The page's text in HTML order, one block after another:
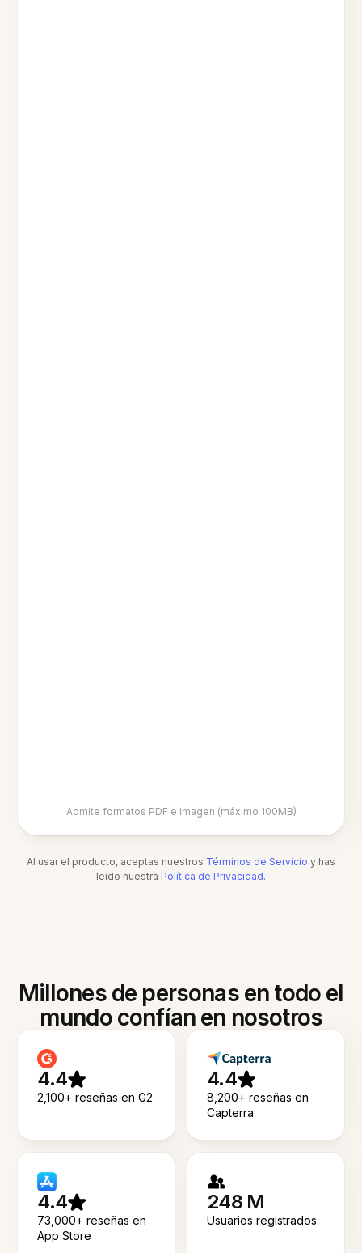
Admite formatos PDF e imagen (máximo 100MB)
Al usar el producto, aceptas nuestros Términos de Servicio y has
leído nuestra Política de Privacidad.
Millones de personas en todo el
mundo confían en nosotros
4.4
2,100+ reseñas en G2
4.4
8,200+ reseñas en
Capterra
4.4
73,000+ reseñas en
App Store
248 M
Usuarios registrados